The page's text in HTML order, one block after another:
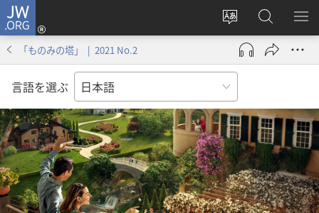
JW.ORG
サ
イ
ト
の
言
語
を
変
え
る
ロ
グ
ン
し
い
タ
ブ
で
開
く）
JW.ORG
の
検
メ
を
「ものみの塔」 | 2021 No.2
言語を選ぶ